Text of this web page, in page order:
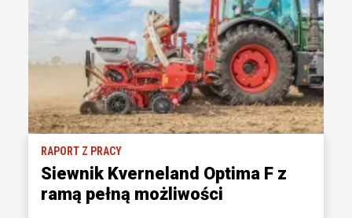
RAPORT Z PRACY
Siewnik Kverneland Optima F z
ramą pełną możliwości